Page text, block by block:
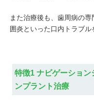
また治療後も、歯周病の
囲炎といった口内トラブル
特徴1 ナビゲーション
ンプラント治療